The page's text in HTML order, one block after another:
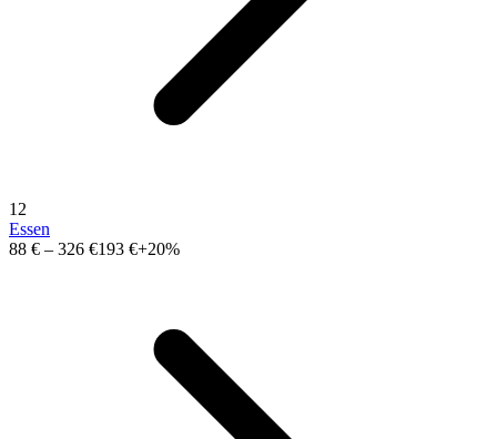
12
Essen
88 € – 326 €193 €+20%